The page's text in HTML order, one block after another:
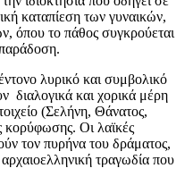
καταπίεση των γυναικών,
όπου το πάθος συγκρούεται
λυρικό και συμβολικό
διαλογικά και χορικά μέρη
(Σελήνη, Θάνατος,
κορύφωσης. Οι λαϊκές
τον πυρήνα του δράματος,
τραγωδία που